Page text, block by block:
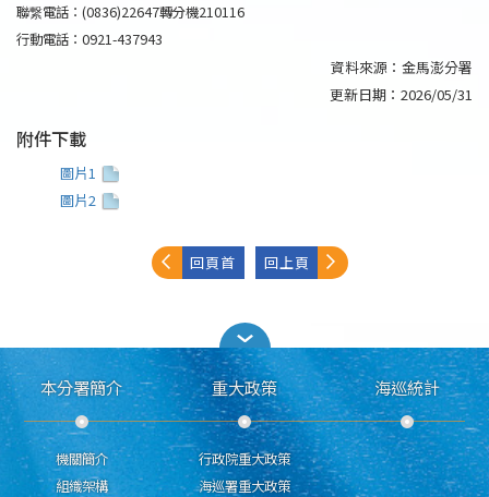
聯繋電話：(0836)22647轉分機210116
行動電話：0921-437943
資料來源： 金馬澎分署
更新日期： 2026/05/31
附件下載
圖片1
圖片2
回頁首 回上頁
本分署簡介
機關簡介
組織架構
重大政策
行政院重大政策
海巡署重大政策
海巡統計